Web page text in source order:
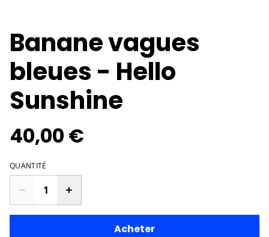
Banane vagues
bleues - Hello
Sunshine
40,00 €
QUANTITÉ
Acheter